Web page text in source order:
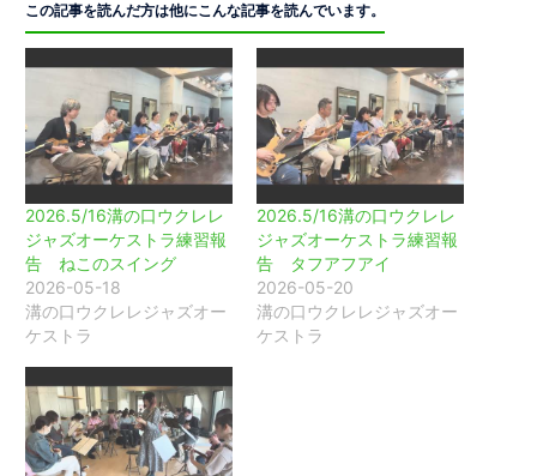
この記事を読んだ方は他にこんな記事を読んでいます。
2026.5/16溝の口ウクレレ
ジャズオーケストラ練習報
告 ねこのスイング
2026-05-18
溝の口ウクレレジャズオー
ケストラ
2026.5/16溝の口ウクレレ
ジャズオーケストラ練習報
告 タフアフアイ
2026-05-20
溝の口ウクレレジャズオー
ケストラ